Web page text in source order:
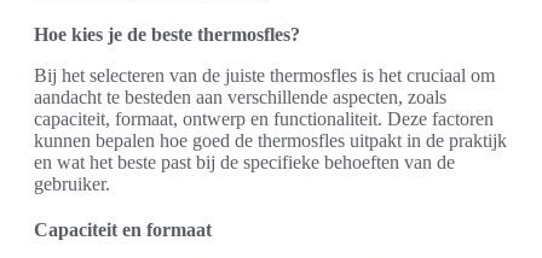
Hoe kies je de beste thermosfles?
Bij het selecteren van de juiste thermosfles is het cruciaal om
aandacht te besteden aan verschillende aspecten, zoals
capaciteit, formaat, ontwerp en functionaliteit. Deze factoren
kunnen bepalen hoe goed de thermosfles uitpakt in de praktijk
en wat het beste past bij de specifieke behoeften van de
gebruiker.
Capaciteit en formaat